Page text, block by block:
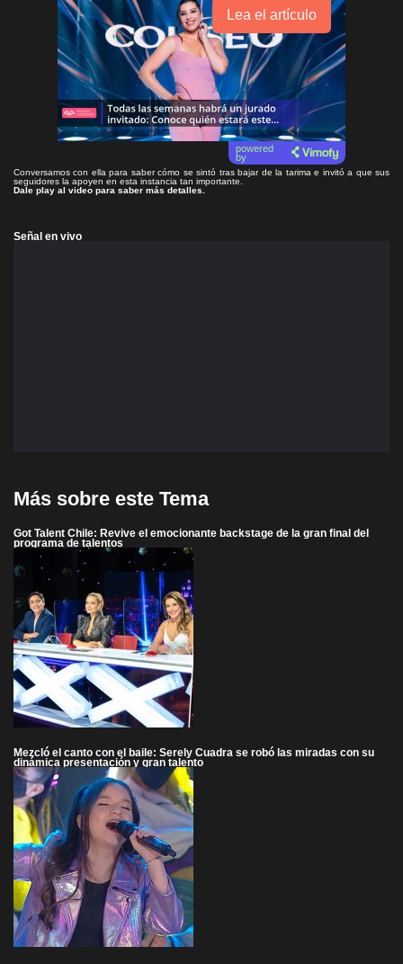
Lea el artículo
powered
by
Conversamos con ella para saber cómo se sintó tras bajar de la tarima e invitó a que sus
seguidores la apoyen en esta instancia tan importante.
Dale play al video para saber más detalles.
Señal en vivo
Más sobre este Tema
Got Talent Chile: Revive el emocionante backstage de la gran final del
programa de talentos
Mezcló el canto con el baile: Serely Cuadra se robó las miradas con su
dinámica presentación y gran talento